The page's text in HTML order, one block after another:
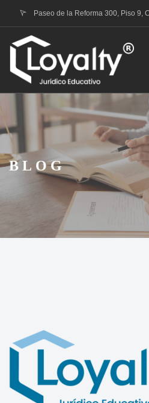
Paseo de la Reforma 300, Piso 9,
Ciudad de México
contacto@loyalty.mx
QUIENES SOMOS
TRÁMITE RVOE
PORTAFOLIO DE SERVICIOS
CONTACTO
BLOG